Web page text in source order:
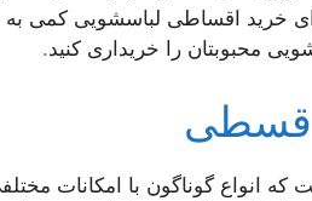
برای خرید اقساطی لباسشویی کمی
محبوبتان را خریداری کنید.
قسطی
انواع گوناگون با امکانات